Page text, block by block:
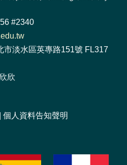
#2340
市淡水區英專路151號 FL317
欣
個人資料告知聲明